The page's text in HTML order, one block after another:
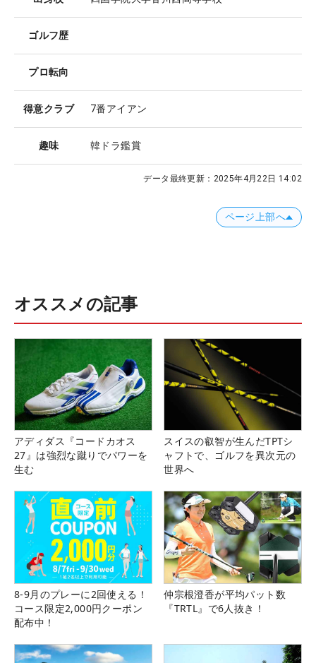
ゴルフ歴
プロ転向
得意クラブ 7番アイアン
趣味 韓ドラ鑑賞
データ最終更新： 2025年4月22日 14:02
ページ上部へ
オススメの記事
アディダス『コードカオス
27』は強烈な蹴りでパワーを
生む
スイスの叡智が生んだTPTシ
ャフトで、ゴルフを異次元の
世界へ
8-9月のプレーに2回使える！
コース限定2,000円クーポン
配布中！
仲宗根澄香が平均パット数
『TRTL』で6人抜き！